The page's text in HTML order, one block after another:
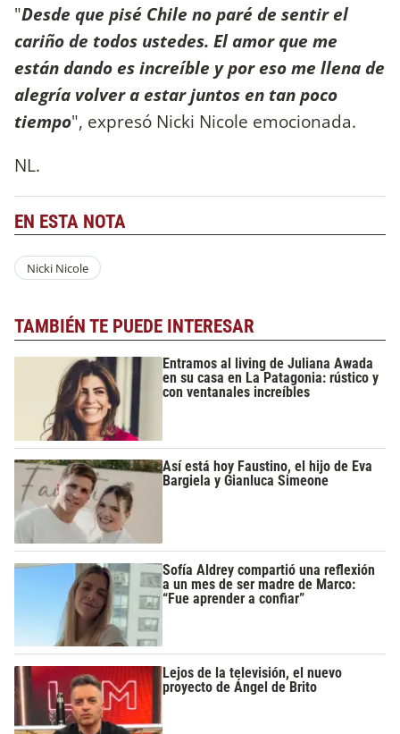
"Desde que pisé Chile no paré de sentir el
cariño de todos ustedes. El amor que me
están dando es increíble y por eso me llena de
alegría volver a estar juntos en tan poco
tiempo", expresó Nicki Nicole emocionada.
NL.
EN ESTA NOTA
Nicki Nicole
TAMBIÉN TE PUEDE INTERESAR
Entramos al living de Juliana Awada
en su casa en La Patagonia: rústico y
con ventanales increíbles
Así está hoy Faustino, el hijo de Eva
Bargiela y Gianluca Simeone
Sofía Aldrey compartió una reflexión
a un mes de ser madre de Marco:
“Fue aprender a confiar”
Lejos de la televisión, el nuevo
proyecto de Ángel de Brito